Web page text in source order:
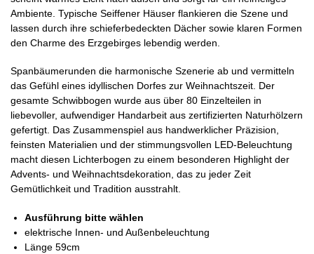
Ambiente. Typische Seiffener Häuser flankieren die Szene und
lassen durch ihre schieferbedeckten Dächer sowie klaren Formen
den Charme des Erzgebirges lebendig werden.
Spanbäumerunden die harmonische Szenerie ab und vermitteln
das Gefühl eines idyllischen Dorfes zur Weihnachtszeit. Der
gesamte Schwibbogen wurde aus über 80 Einzelteilen in
liebevoller, aufwendiger Handarbeit aus zertifizierten Naturhölzern
gefertigt. Das Zusammenspiel aus handwerklicher Präzision,
feinsten Materialien und der stimmungsvollen LED-Beleuchtung
macht diesen Lichterbogen zu einem besonderen Highlight der
Advents- und Weihnachtsdekoration, das zu jeder Zeit
Gemütlichkeit und Tradition ausstrahlt.
Ausführung bitte wählen
elektrische Innen- und Außenbeleuchtung
Länge 59cm